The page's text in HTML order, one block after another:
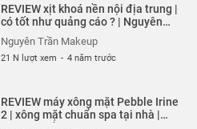
REVIEW xịt khoá nền nội địa trung |
có tốt như quảng cáo ? | Nguyên
Trần Makeup
Nguyên Trần Makeup
21 N lượt xem - 4 năm trước
REVIEW máy xông mặt Pebble Irine
2 | xông mặt chuẩn spa tại nhà |